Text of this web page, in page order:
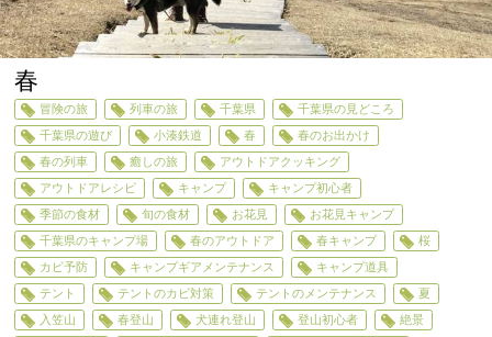
春
冒険の旅 列車の旅 千葉県
千葉県の見どころ
千葉県の遊び
小湊鉄道 春
春のお出かけ
春の列車
癒しの旅
アウトドアクッキング
アウトドアレシピ
キャンプ
キャンプ初心者
季節の食材
旬の食材 お花見
お花見キャンプ
千葉県のキャンプ場
春のアウトドア 春キャンプ
桜
カビ予防
キャンプギアメンテナンス
キャンプ道具
テント
テントのカビ対策 テントのメンテナンス
夏
入笠山
春登山 犬連れ登山 登山初心者
絶景